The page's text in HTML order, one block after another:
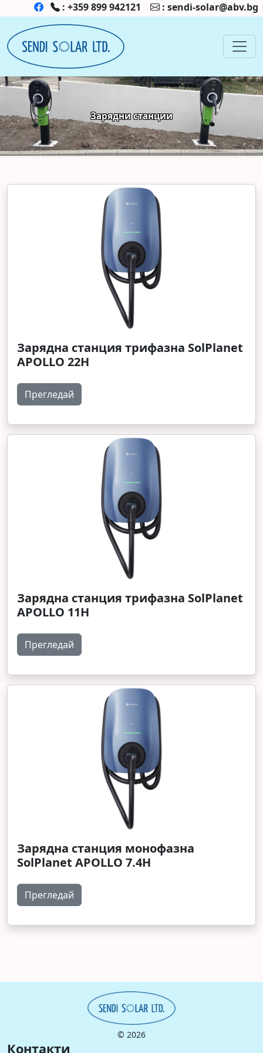
: +359 899 942121 : sendi-solar@abv.bg
Зарядни станции
Зарядна станция трифазна SolPlanet
APOLLO 22H
Прегледай
Зарядна станция трифазна SolPlanet
APOLLO 11H
Прегледай
Зарядна станция монофазна
SolPlanet APOLLO 7.4H
Прегледай
© 2026
Контакти